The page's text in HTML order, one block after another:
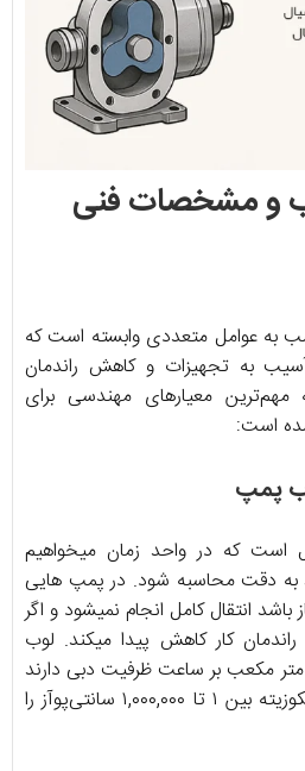
و مشخصات فنی
به عوامل متعددی وابسته است که
به تجهیزات و کاهش راندمان
مهم‌ترین معیارهای مهندسی برای
است:
است که در واحد زمان میخواهیم
به دقت محاسبه شود. در پمپ هایی
باشد انتقال کامل انجام نمیشود و اگر
کار کاهش پیدا میکند. لوب
پمپ‌ها معمولاً تا حدود ۱۰۰ متر مکعب بر ساعت ظرفیت دبی دارند
و می‌توانند مایعاتی با ویسکوزیته بین ۱ تا ۱,۰۰۰,۰۰۰ سانتی‌پوآز را